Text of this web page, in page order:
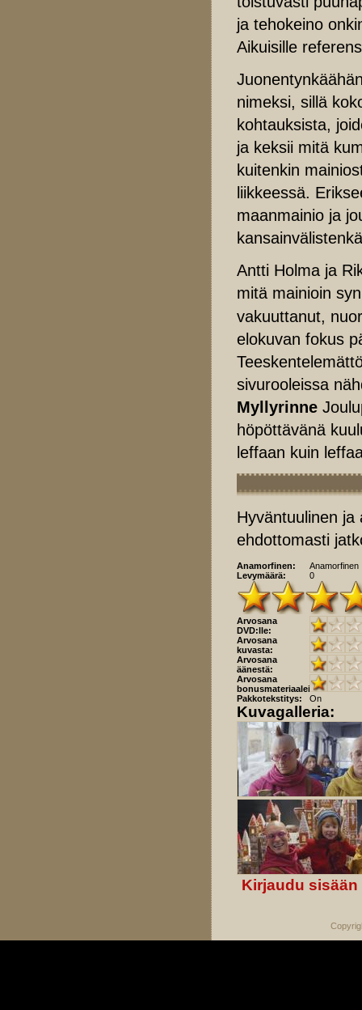
ja tehokeino
Aikuisille
nimeksi, sillä
kohtauksista,
ja keksii mitä
kuitenkin
liikkeessä.
maanmainio ja
Antti Holma ja
mitä mainioin
vakuuttanut,
elokuvan fokus
sivurooleissa
Myllyrinne
höpöttävänä
leffaan kuin
Hyväntuulinen
ehdottomasti
Anamorfinen:
Anamorfinen
Levymäärä:
0
Arvosana
DVD:lle:
Arvosana
kuvasta:
Arvosana
äänestä:
Arvosana
bonusmateriaaleista:
Pakkotekstitys:
On
Kuvagalleria:
Kirjaudu sisään